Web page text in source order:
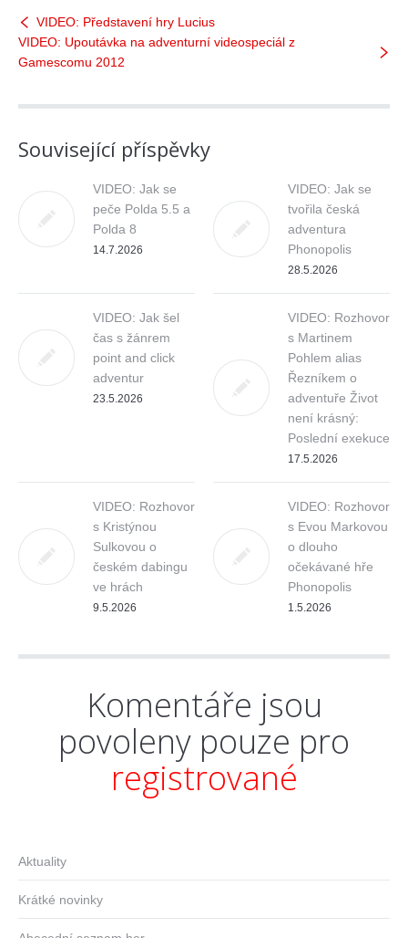
VIDEO: Představení hry Lucius
VIDEO: Upoutávka na adventurní videospeciál z
Gamescomu 2012
Související příspěvky
VIDEO: Jak se
peče Polda 5.5 a
Polda 8
14.7.2026
VIDEO: Jak se
tvořila česká
adventura
Phonopolis
28.5.2026
VIDEO: Jak šel
čas s žánrem
point and click
adventur
23.5.2026
VIDEO: Rozhovor
s Martinem
Pohlem alias
Řezníkem o
adventuře Život
není krásný:
Poslední exekuce
17.5.2026
VIDEO: Rozhovor
s Kristýnou
Sulkovou o
českém dabingu
ve hrách
9.5.2026
VIDEO: Rozhovor
s Evou Markovou
o dlouho
očekávané hře
Phonopolis
1.5.2026
Komentáře jsou
povoleny pouze pro
registrované
Aktuality
Krátké novinky